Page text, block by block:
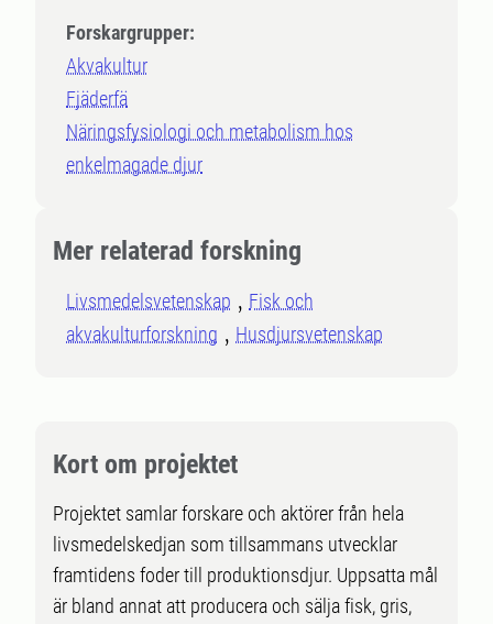
Forskargrupper:
Akvakultur
Fjäderfä
Näringsfysiologi och metabolism hos
enkelmagade djur
Mer relaterad forskning
Livsmedelsvetenskap
Fisk och
akvakulturforskning
Husdjursvetenskap
Kort om projektet
Projektet samlar forskare och aktörer från hela
livsmedelskedjan som tillsammans utvecklar
framtidens foder till produktionsdjur. Uppsatta mål
är bland annat att producera och sälja fisk, gris,